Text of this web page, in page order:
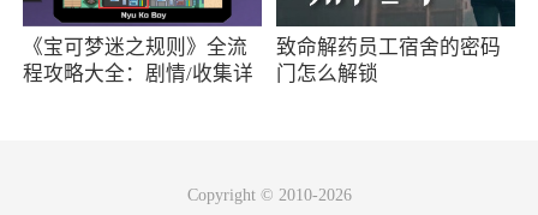
兽族→蛮荒兽：吞噬一个最大生命值≤1500
当前生命值≤500的单位，克制掠夺者，刺客，狂
2级后看脸，100点神圣魔法伤害，无视魔防，血
《宝可梦迷之规则》全流
程攻略大全：剧情/收集详
致命解药员工宿舍的密码
门怎么解锁
Copyright © 2010-2026